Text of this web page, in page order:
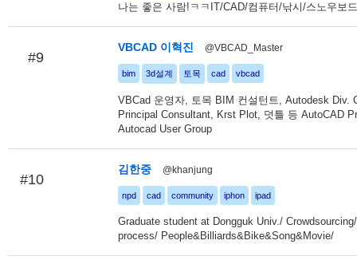
나는 좋은 사람!ㅋㅋIT/CAD/컴퓨터/낚시/스노우보
#9
VBCAD 이혁진 @VBCAD_Master
bim 3d설계 토목 cad vbcad
VBCad 운영자, 토목 BIM 컨설턴트, Autodesk Div.
Principal Consultant, Krst Plot, 덧틀 등 AutoCAD
Autocad User Group
#10
김한중 @khanjung
npd cad community iphon ipad
Graduate student at Dongguk Univ./
process/ People&Billiards&Bike&Song&Movie/